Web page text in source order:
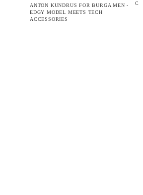
ANTON KUNDRUS FOR BURGA MEN -
EDGY MODEL MEETS TECH
ACCESSORIES